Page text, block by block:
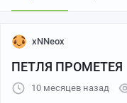
xNNeox
ПЕТЛЯ ПРОМЕТЕЯ
10 месяцев назад